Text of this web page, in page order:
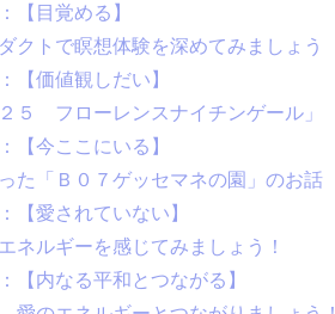
【目覚める】
クトで瞑想体験を深めてみましょう
【価値観しだい】
５ フローレンスナイチンゲール」
【今ここにいる】
た「Ｂ０７ゲッセマネの園」のお話
【愛されていない】
ネルギーを感じてみましょう！
【内なる平和とつながる】